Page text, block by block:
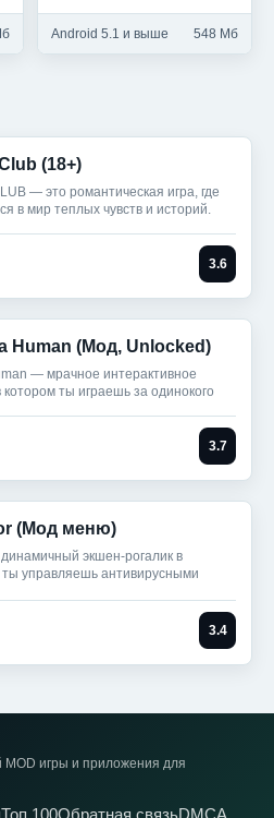
Android 5.1 и выше 548 Мб
(18+)
— это романтическая игра, где
в мир теплых чувств и историй.
3.6
Human (Мод, Unlocked)
— мрачное интерактивное
ты играешь за одинокого
3.7
(Мод меню)
экшен-рогалик в
ты управляешь антивирусными
3.4
MOD игры и приложения для
Топ 100Обратная связьDMCA